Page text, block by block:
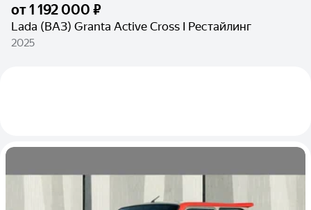
от1 192 000 ₽
Lada (ВАЗ) Granta Active Cross I Рестайлинг
2025